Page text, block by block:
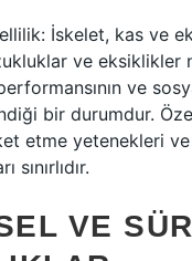
İskelet, kas ve
ve eksiklikler
ve
bir durumdur.
etme yetenekleri
sınırlıdır.
VE